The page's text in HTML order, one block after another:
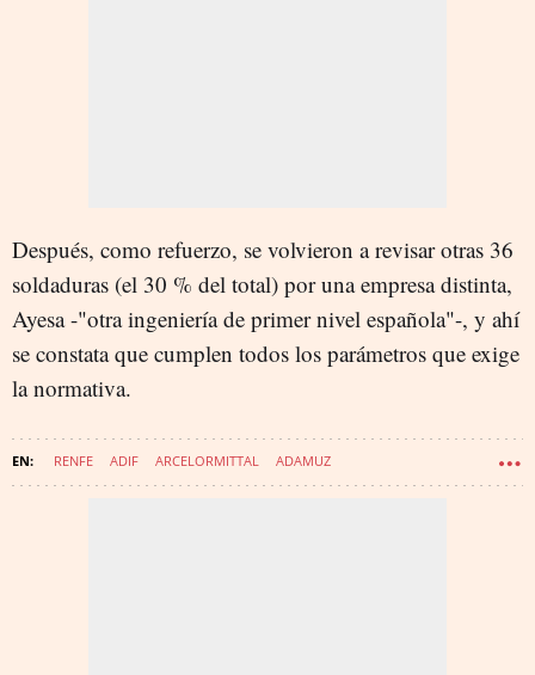
Después, como refuerzo, se volvieron a revisar otras 36
soldaduras (el 30 % del total) por una empresa distinta,
Ayesa -"otra ingeniería de primer nivel española"-, y ahí
se constata que cumplen todos los parámetros que exige
la normativa.
RENFE ADIF ARCELORMITTAL ADAMUZ